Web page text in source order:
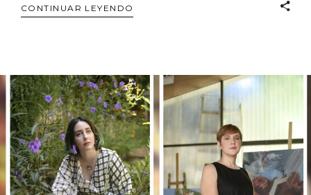
CONTINUAR LEYENDO